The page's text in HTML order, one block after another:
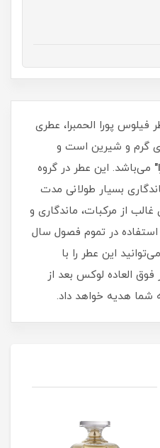
فیلوس پورا الحمبرا، عطری
گرم و شیرین است و
می‌باشد. این عطر در گروه
بسیار طولانی مدت
غالب از مرکبات، ماندگاری و
در تموم فصول سال
این عطر را با
العاده لوکس بعد از
شما هدیه خواهد داد.